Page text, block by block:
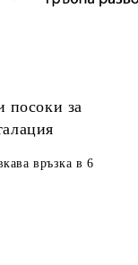
посоки за
връзка в 6